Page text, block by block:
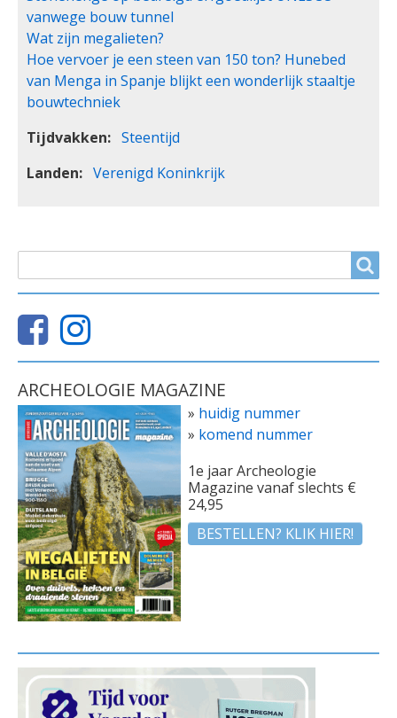
vanwege bouw tunnel
Wat zijn megalieten?
Hoe vervoer je een steen van 150 ton? Hunebed
van Menga in Spanje blijkt een wonderlijk staaltje
bouwtechniek
Tijdvakken
Steentijd
Landen
Verenigd Koninkrijk
ZOEKVELD
ARCHEOLOGIE MAGAZINE
» huidig nummer
» komend nummer
1e jaar Archeologie
Magazine vanaf slechts €
24,95
BESTELLEN? KLIK HIER!